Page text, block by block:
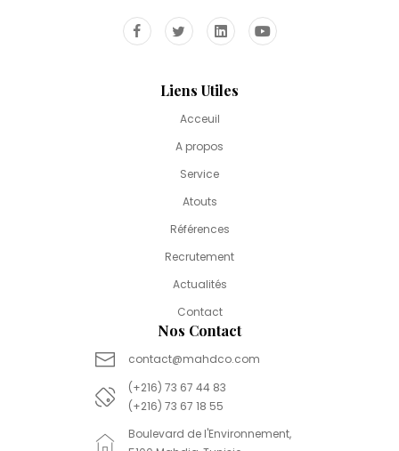
Liens Utiles
Acceuil
A propos
Service
Atouts
Références
Recrutement
Actualités
Contact
Nos Contact
contact@mahdco.com
(+216) 73 67 44 83
(+216) 73 67 18 55
Boulevard de l'Environnement,